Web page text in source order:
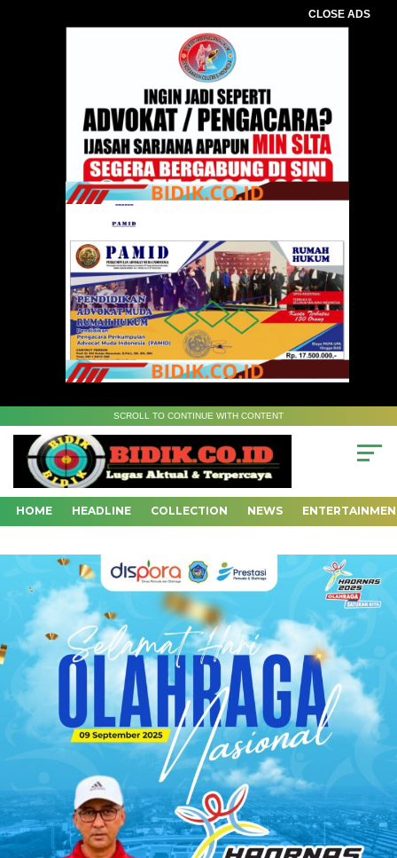
CLOSE ADS
SCROLL TO CONTINUE WITH CONTENT
HOME HEADLINE COLLECTION NEWS